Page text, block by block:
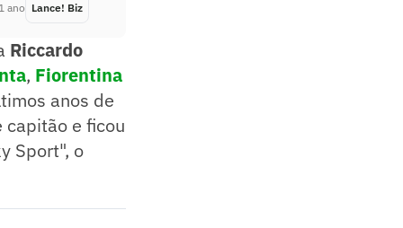
ano Lance! Biz
Riccardo
, Fiorentina
anos de
capitão e ficou
Sport", o